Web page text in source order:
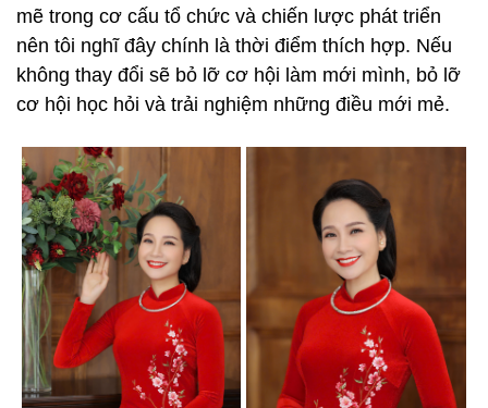
mẽ trong cơ cấu tổ chức và chiến lược phát triển
nên tôi nghĩ đây chính là thời điểm thích hợp. Nếu
không thay đổi sẽ bỏ lỡ cơ hội làm mới mình, bỏ lỡ
cơ hội học hỏi và trải nghiệm những điều mới mẻ.